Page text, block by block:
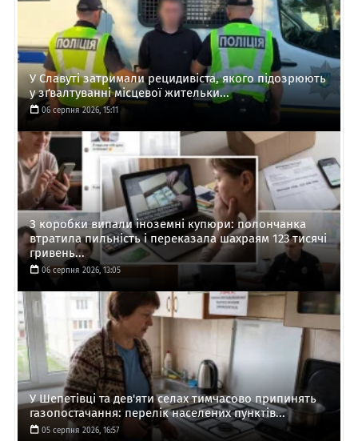
У Славуті затримали рецидивіста, якого підозрюють
у зґвалтуванні місцевої жительки...
06 серпня 2026, 15:11
З коробки випали іноземні купюри: полончанка
втратила пильність і переказала шахраям 123 тисячі
гривень...
06 серпня 2026, 13:05
У Шепетівці та дев'яти селах тимчасово припинять
газопостачання: перелік населених пунктів...
05 серпня 2026, 16:57